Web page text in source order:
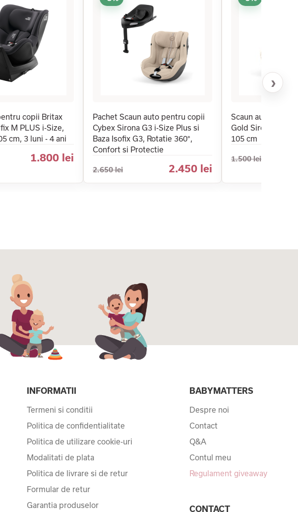
copii Britax
M PLUS i-Size,
cm, 3 luni - 4 ani
1.800 lei
Pachet Scaun auto pentru copii
Cybex Sirona G3 i-Size Plus si
Baza Isofix G3, Rotatie 360°,
Confort si Protectie
2.650 lei 2.450 lei
Scaun auto
Gold Sirona G3 i-
105 cm
1.500 lei
›
INFORMATII
Termeni si conditii
Politica de confidentialitate
Politica de utilizare cookie-uri
Modalitati de plata
Politica de livrare si de retur
Formular de retur
Garantia produselor
BABYMATTERS
Despre noi
Contact
Q&A
Contul meu
Regulament giveaway
CONTACT